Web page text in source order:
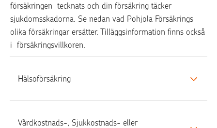
försäkringen  tecknats och din försäkring täcker
sjukdomsskadorna. Se nedan vad Pohjola Försäkrings
olika försäkringar ersätter. Tilläggsinformation finns också
i  försäkringsvillkoren.
Hälsoförsäkring
Vårdkostnads-, Sjukkostnads- eller